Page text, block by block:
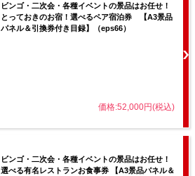
ビンゴ・二次会・各種イベントの景品はお任せ！
とっておきのお宿！選べるペア宿泊券 【A3景品
パネル＆引換券付き目録】（eps66）
価格:52,000円(税込)
ビンゴ・二次会・各種イベントの景品はお任せ！
選べる有名レストランお食事券 【A3景品パネル＆